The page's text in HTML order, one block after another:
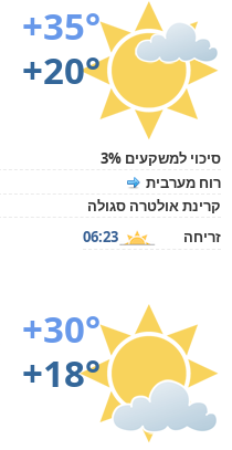
+35°
+20°
סיכוי למשקעים 3%
רוח מערבית
קרינת אולטרה סגולה
זריחה
06:23
+30°
+18°